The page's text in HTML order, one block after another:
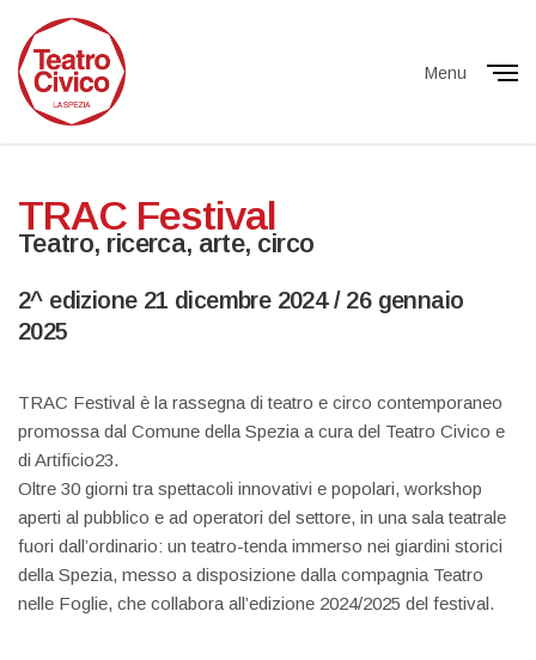
Menu
TRAC Festival
Teatro, ricerca, arte, circo
2^ edizione 21 dicembre 2024 / 26 gennaio
2025
TRAC Festival è la rassegna di teatro e circo contemporaneo
promossa dal Comune della Spezia a cura del Teatro Civico e
di Artificio23.
Oltre 30 giorni tra spettacoli innovativi e popolari, workshop
aperti al pubblico e ad operatori del settore, in una sala teatrale
fuori dall’ordinario: un teatro-tenda immerso nei giardini storici
della Spezia, messo a disposizione dalla compagnia Teatro
nelle Foglie, che collabora all’edizione 2024/2025 del festival.